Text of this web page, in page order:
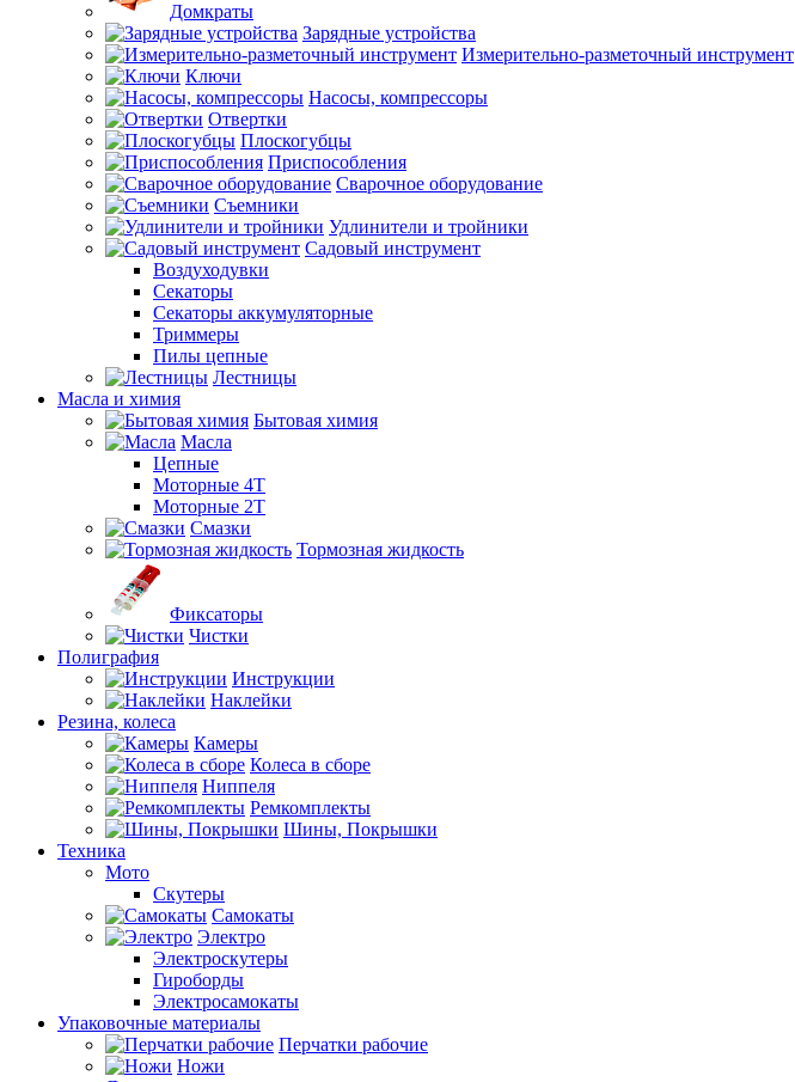
Домкраты
Зарядные устройства
Измерительно-разметочный инструмент
Ключи
Насосы, компрессоры
Отвертки
Плоскогубцы
Приспособления
Сварочное оборудование
Съемники
Удлинители и тройники
Садовый инструмент
Воздуходувки
Секаторы
Секаторы аккумуляторные
Триммеры
Пилы цепные
Лестницы
Масла и химия
Бытовая химия
Масла
Цепные
Моторные 4Т
Моторные 2Т
Смазки
Тормозная жидкость
Фиксаторы
Чистки
Полиграфия
Инструкции
Наклейки
Резина, колеса
Камеры
Колеса в сборе
Ниппеля
Ремкомплекты
Шины, Покрышки
Техника
Мото
Скутеры
Самокаты
Электро
Электроскутеры
Гироборды
Электросамокаты
Упаковочные материалы
Перчатки рабочие
Ножи